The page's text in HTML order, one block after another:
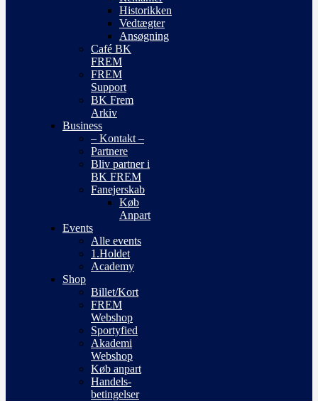
Historikken
Vedtægter
Ansøgning
Café BK
FREM
FREM
Support
BK Frem
Arkiv
Business
– Kontakt –
Partnere
Bliv partner i
BK FREM
Fanejerskab
Køb
Anpart
Events
Alle events
1.Holdet
Academy
Shop
Billet/Kort
FREM
Webshop
Sportyfied
Akademi
Webshop
Køb anpart
Handels-
betingelser